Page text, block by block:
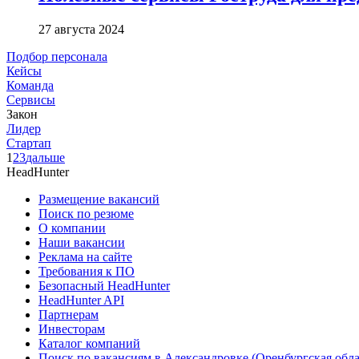
27 августа 2024
Подбор персонала
Кейсы
Команда
Сервисы
Закон
Лидер
Стартап
1 23дальше
HeadHunter
Размещение вакансий
Поиск по резюме
О компании
Наши вакансии
Реклама на сайте
Требования к ПО
Безопасный HeadHunter
HeadHunter API
Партнерам
Инвесторам
Каталог компаний